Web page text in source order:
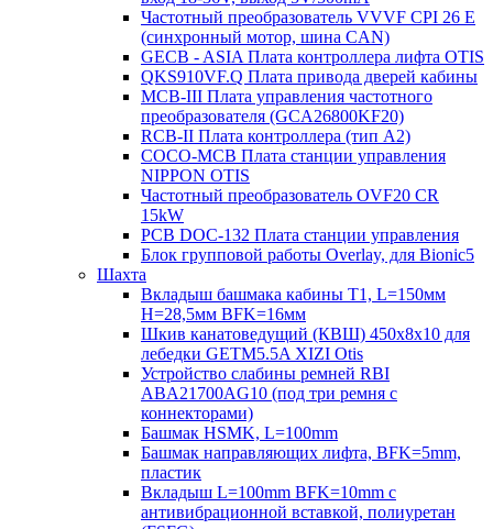
Частотный преобразователь VVVF CPI 26 E
(синхронный мотор, шина CAN)
GECB - ASIA Плата контроллера лифта OTIS
QKS910VF.Q Плата привода дверей кабины
MCB-III Плата управления частотного
преобразователя (GCA26800KF20)
RCB-II Плата контроллера (тип A2)
COCO-MCB Плата станции управления
NIPPON OTIS
Частотный преобразователь OVF20 CR
15kW
PCB DOC-132 Плата станции управления
Блок групповой работы Overlay, для Bionic5
Шахта
Вкладыш башмака кабины T1, L=150мм
H=28,5мм BFK=16мм
Шкив канатоведущий (КВШ) 450х8х10 для
лебедки GETM5.5A XIZI Otis
Устройство слабины ремней RBI
ABA21700AG10 (под три ремня с
коннекторами)
Башмак HSMK, L=100mm
Башмак направляющих лифта, BFK=5mm,
пластик
Вкладыш L=100mm BFK=10mm с
антивибрационной вставкой, полиуретан